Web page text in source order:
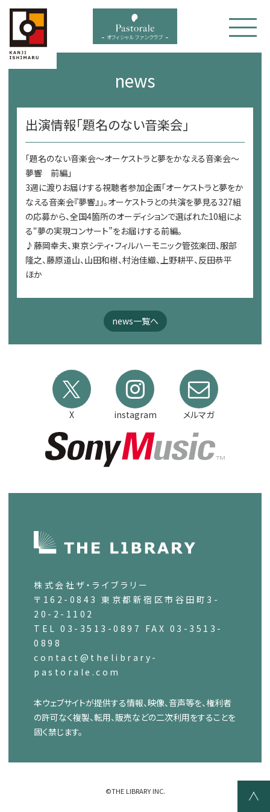
menu オフィシャル ファンクラブ
news
出演情報「題名のない音楽会」
「題名のない音楽会～オーケストラと夢をかなえる音楽会～
夢響 前編」
3週に渡りお届けする視聴者参加企画「オーケストラと夢をか
なえる音楽会『夢響』」。オーケストラとの共演を夢見る327組
の応募から、全国4箇所のオーディションで選ばれた10組によ
る“夢の実現コンサート”をお届けする前編。
♪藤岡幸夫、東京シティ・フィルハーモニック管弦楽団、服部
隆之、藤原道山、山田和樹、村治佳織、上野耕平、反田恭平
ほか
news一覧へ
X instagram メルマガ
株式会社ザ・ライブラリー
〒162-0843 東京都新宿区市谷田町3-
20-2-1102
TEL 03-3513-0897 FAX 03-3513-
0898
contact@thelibrary-
pastorale.com
本ウェブサイトが提供する情報、映像、音声等を、権利者
の許可なく複製、転用、販売などの二次利用をすることを
固く禁じます。
©THE LIBRARY INC.